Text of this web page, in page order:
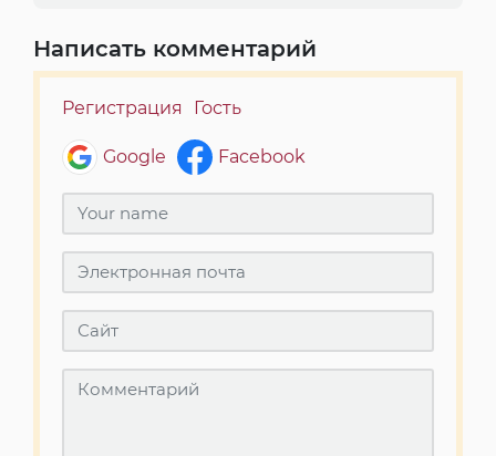
Написать комментарий
Регистрация Гость
Google Facebook